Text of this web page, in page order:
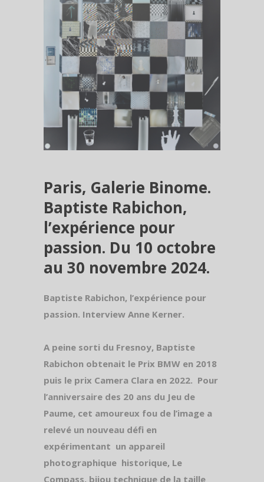
Paris, Galerie Binome.
Baptiste Rabichon,
l’expérience pour
passion. Du 10 octobre
au 30 novembre 2024.
Baptiste Rabichon, l’expérience pour
passion. Interview Anne Kerner.
A peine sorti du Fresnoy, Baptiste
Rabichon obtenait le Prix BMW en 2018
puis le prix Camera Clara en 2022. Pour
l’anniversaire des 20 ans du Jeu de
Paume, cet amoureux fou de l’image a
relevé un nouveau défi en
expérimentant un appareil
photographique historique, Le
Compass, bijou technique de la taille